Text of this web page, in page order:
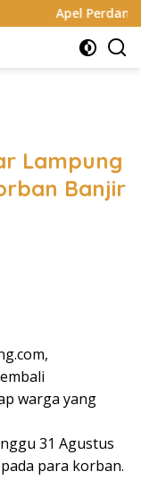
Kapolres Way
Lampung
Banjir
warga yang
31 Agustus
para korban.